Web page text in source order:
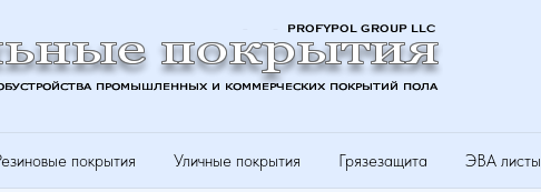
покрытия Уличные покрытия Грязезащита ЭВА листы